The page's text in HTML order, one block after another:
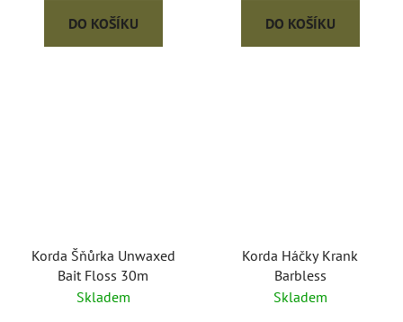
DO KOŠÍKU DO KOŠÍKU
Korda Šňůrka Unwaxed
Bait Floss 30m
Skladem
Korda Háčky Krank
Barbless
Skladem